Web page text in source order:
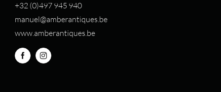
+32 (0)497 945 940
manuel@amberantiques.be
www.amberantiques.be